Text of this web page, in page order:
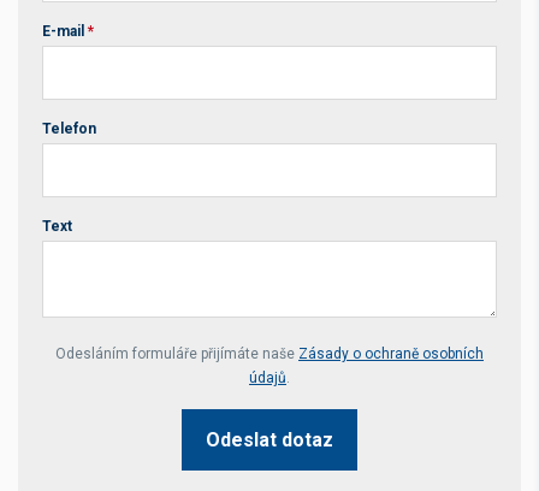
E-mail *
Telefon
Text
Your website *
Odesláním formuláře přijímáte naše Zásady o ochraně osobních
údajů.
Odeslat dotaz